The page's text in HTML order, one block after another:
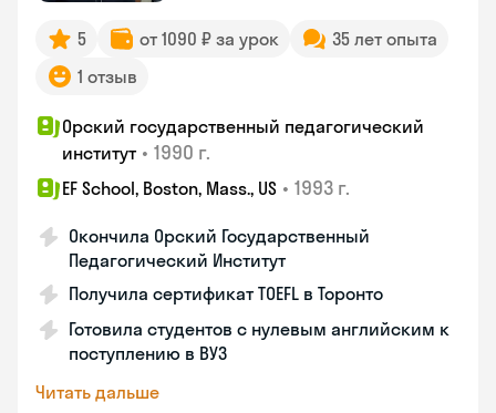
5 от 1090 ₽ за урок
35 лет опыта
1 отзыв
Орский государственный педагогический
институт • 1990 г.
EF School, Boston, Mass., US • 1993 г.
Окончила Орский Государственный
Педагогический Институт
Получила сертификат TOEFL в Торонто
Готовила студентов с нулевым английским к
поступлению в ВУЗ
Читать дальше